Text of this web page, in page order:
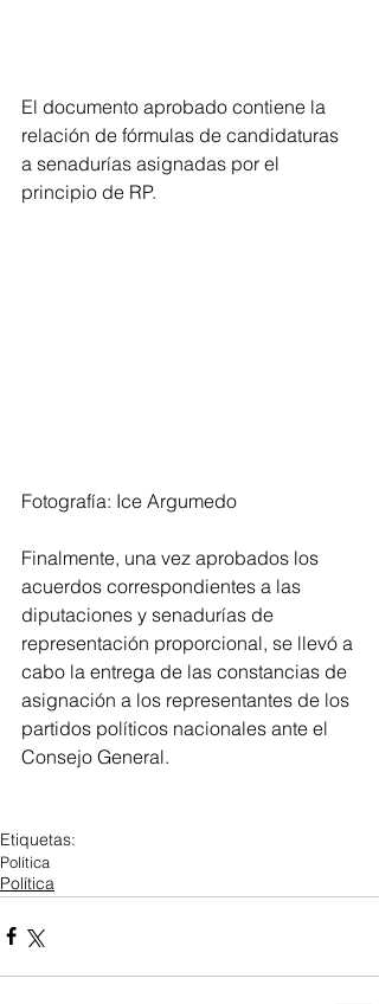
El documento aprobado contiene la
relación de fórmulas de candidaturas
a senadurías asignadas por el
principio de RP.
Fotografía: Ice Argumedo
Finalmente, una vez aprobados los
acuerdos correspondientes a las
diputaciones y senadurías de
representación proporcional, se llevó a
cabo la entrega de las constancias de
asignación a los representantes de los
partidos políticos nacionales ante el
Consejo General.
Etiquetas:
Política
Política